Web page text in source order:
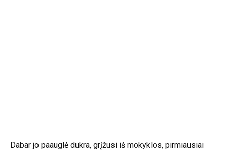
Dabar jo paauglė dukra, grįžusi iš mokyklos, pirmiausiai